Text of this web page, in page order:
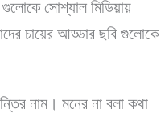
সোশ্যাল মিডিয়ায়
চায়ের আড্ডার ছবি গুলোকে
নাম। মনের না বলা কথা